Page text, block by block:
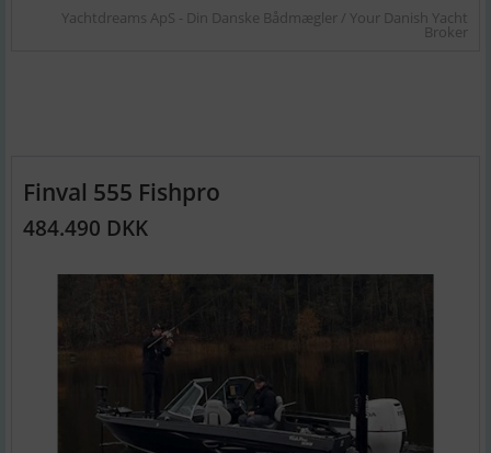
Yachtdreams ApS - Din Danske Bådmægler / Your Danish Yacht
Broker
Finval 555 Fishpro
484.490 DKK